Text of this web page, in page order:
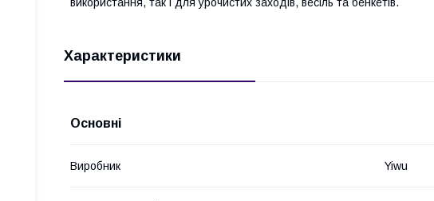
Характеристики
Основні
Виробник Yiwu